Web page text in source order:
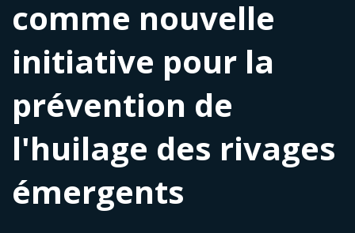
comme nouvelle
initiative pour la
prévention de
l'huilage des rivages
émergents